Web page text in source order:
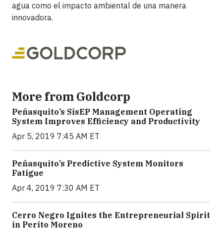
agua como el impacto ambiental de una manera
innovadora.
More from Goldcorp
Peñasquito’s SisEP Management Operating
System Improves Efficiency and Productivity
Apr 5, 2019 7:45 AM ET
Peñasquito’s Predictive System Monitors
Fatigue
Apr 4, 2019 7:30 AM ET
Cerro Negro Ignites the Entrepreneurial Spirit
in Perito Moreno